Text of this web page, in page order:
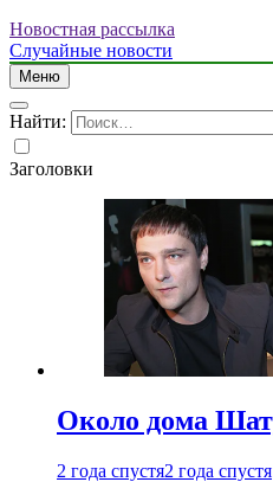
Новостная рассылка
Случайные новости
Меню
Найти:
Заголовки
Около дома
2 года спустя2 года спустя